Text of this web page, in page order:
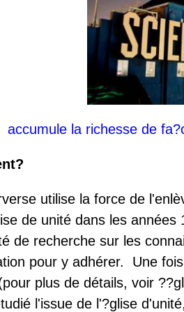
la richesse de
utilise la force de
de unité dans les
de recherche sur les
pour y adhérer. Une
plus de détails, voir
l'issue de l'?glise